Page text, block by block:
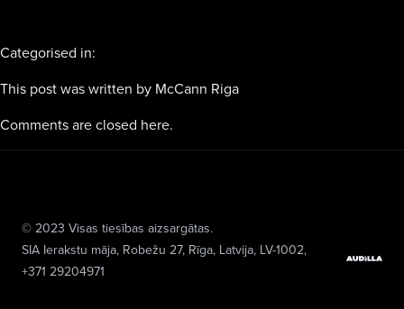
Categorised in:
This post was written by McCann Riga
Comments are closed here.
© 2023 Visas tiesības aizsargātas.
SIA Ierakstu māja, Robežu 27, Rīga, Latvija, LV-1002,
+371 29204971